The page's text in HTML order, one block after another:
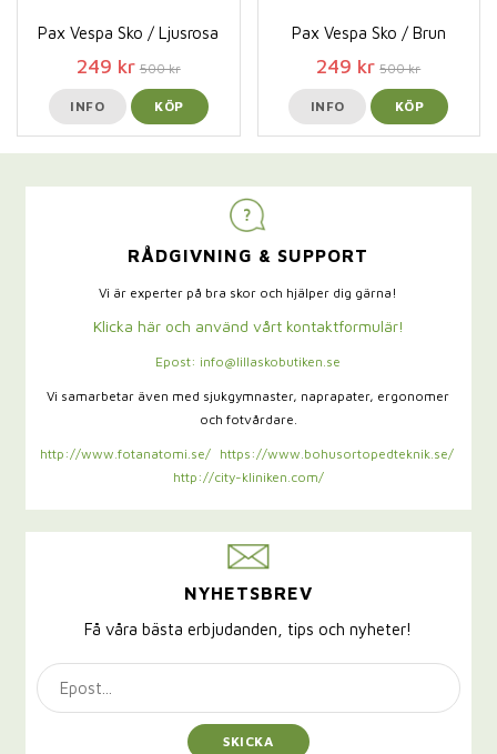
Pax Vespa Sko / Ljusrosa
249 kr 500 kr
INFO KÖP
Pax Vespa Sko / Brun
249 kr 500 kr
INFO KÖP
RÅDGIVNING & SUPPORT
Vi är experter på bra skor och hjälper dig gärna!
Klicka här och använd vårt kontaktformulär!
Epost: info@lillaskobutiken.se
Vi samarbetar även med sjukgymnaster, naprapater, ergonomer
och fotvårdare.
http://www.fotanatomi.se/
https://www.bohusortopedteknik.se/
http://city-kliniken.com/
NYHETSBREV
Få våra bästa erbjudanden, tips och nyheter!
SKICKA